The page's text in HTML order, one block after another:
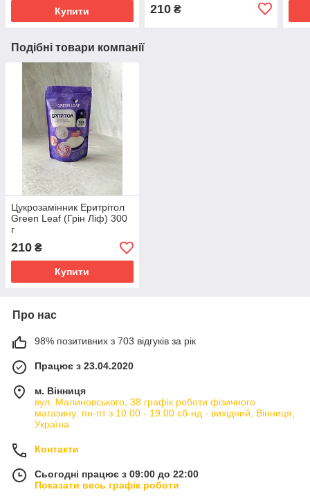
Купити 210₴
Подібні товари компанії
Цукрозамінник Еритрітол
Green Leaf (Грін Ліф) 300
г
210 ₴
Купити
Про нас
98% позитивних з 703 відгуків за рік
Працює з 23.04.2020
м. Вінниця
вул. Малиновського, 38 графік роботи фізичного
магазину: пн-пт з 10:00 - 19:00 сб-нд - вихідний, Вінниця,
Україна
Контакти
Сьогодні працює з 09:00 до 22:00
Показати весь графік роботи